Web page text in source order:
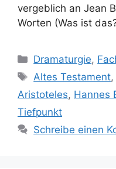
vergeblich an Jean
Worten (Was ist
Kategorien
Dramaturgie,
Schlagwörter
Altes Testament,
Aristoteles, Hannes
Tiefpunkt
Schreibe einen